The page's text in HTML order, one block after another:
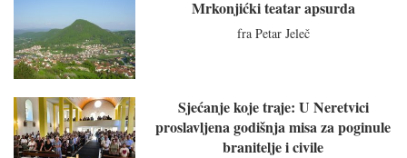
Mrkonjićki teatar apsurda
fra Petar Jeleč
Sjećanje koje traje: U Neretvici
proslavljena godišnja misa za poginule
branitelje i civile